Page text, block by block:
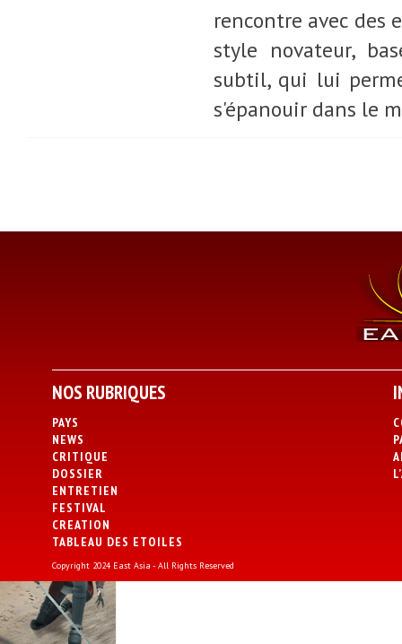
rencontre avec des
style novateur,
subtil, qui lui
s'épanouir dans le
NOS RUBRIQUES
PAYS
NEWS
CRITIQUE
DOSSIER
ENTRETIEN
FESTIVAL
CREATION
TABLEAU DES ETOILES
Copyright 2024 East Asia - All Rights Reserved